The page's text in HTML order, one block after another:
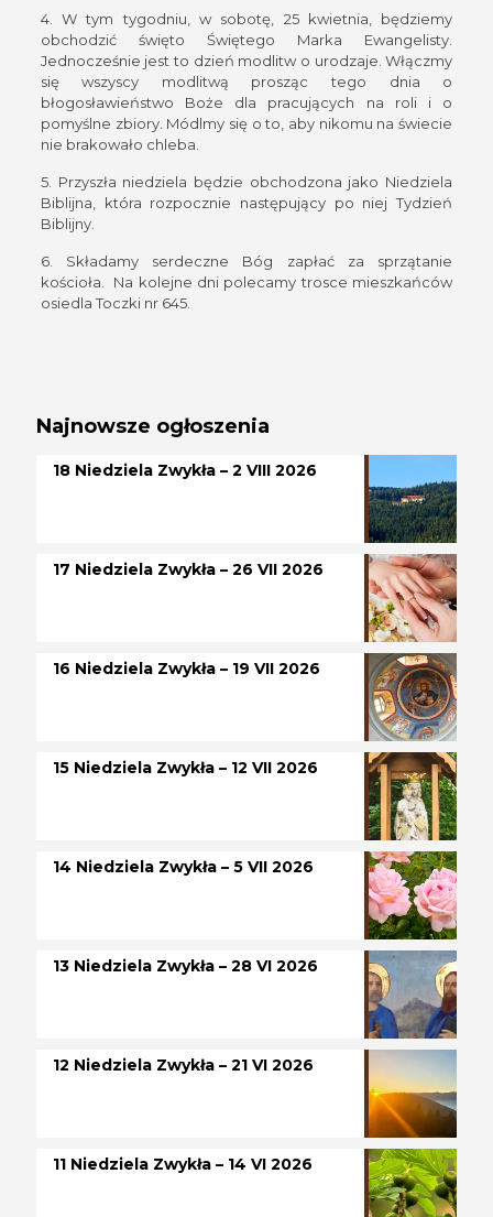
4. W tym tygodniu, w sobotę, 25 kwietnia, będziemy
obchodzić święto Świętego Marka Ewangelisty.
Jednocześnie jest to dzień modlitw o urodzaje. Włączmy
się wszyscy modlitwą prosząc tego dnia o
błogosławieństwo Boże dla pracujących na roli i o
pomyślne zbiory. Módlmy się o to, aby nikomu na świecie
nie brakowało chleba.
5. Przyszła niedziela będzie obchodzona jako Niedziela
Biblijna, która rozpocznie następujący po niej Tydzień
Biblijny.
6. Składamy serdeczne Bóg zapłać za sprzątanie
kościoła. Na kolejne dni polecamy trosce mieszkańców
osiedla Toczki nr 645.
Najnowsze ogłoszenia
18 Niedziela Zwykła – 2 VIII 2026
17 Niedziela Zwykła – 26 VII 2026
16 Niedziela Zwykła – 19 VII 2026
15 Niedziela Zwykła – 12 VII 2026
14 Niedziela Zwykła – 5 VII 2026
13 Niedziela Zwykła – 28 VI 2026
12 Niedziela Zwykła – 21 VI 2026
11 Niedziela Zwykła – 14 VI 2026